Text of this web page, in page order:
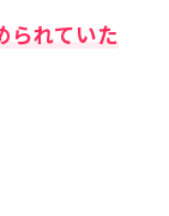
られていた